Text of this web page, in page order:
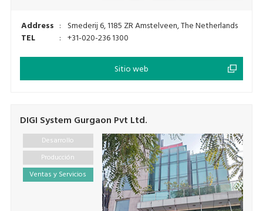
Address : Smederij 6, 1185 ZR Amstelveen, The Netherlands
TEL
: +31-020-236 1300
Sitio web
DIGI System Gurgaon Pvt Ltd.
Desarrollo
Producción
Ventas y Servicios